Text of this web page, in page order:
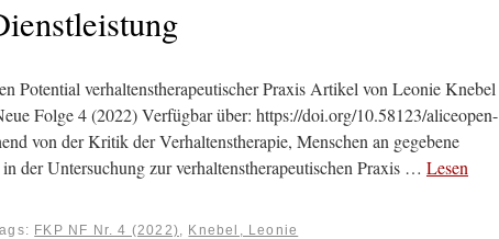
Potential verhaltenstherapeutischer Praxis Artikel von Leonie Knebel
Folge 4 (2022) Verfügbar über: https://doi.org/10.58123/aliceopen-
von der Kritik der Verhaltenstherapie, Menschen an gegebene
der Untersuchung zur verhaltenstherapeutischen Praxis … Lesen
FKP NF Nr. 4 (2022), Knebel, Leonie